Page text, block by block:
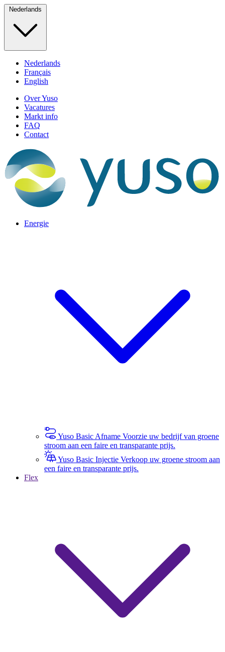
Nederlands
Nederlands
Français
English
Over Yuso
Vacatures
Markt info
FAQ
Contact
Energie
Yuso Basic Afname Voorzie uw bedrijf van groene
stroom aan een faire en transparante prijs.
Yuso Basic Injectie Verkoop uw groene stroom aan
een faire en transparante prijs.
Flex